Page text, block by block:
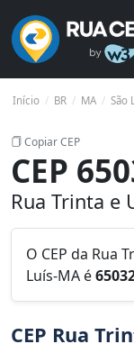
Início BR MA São
Copiar CEP
CEP
Rua Trinta e
O CEP da Rua
Luís-MA é
CEP Rua